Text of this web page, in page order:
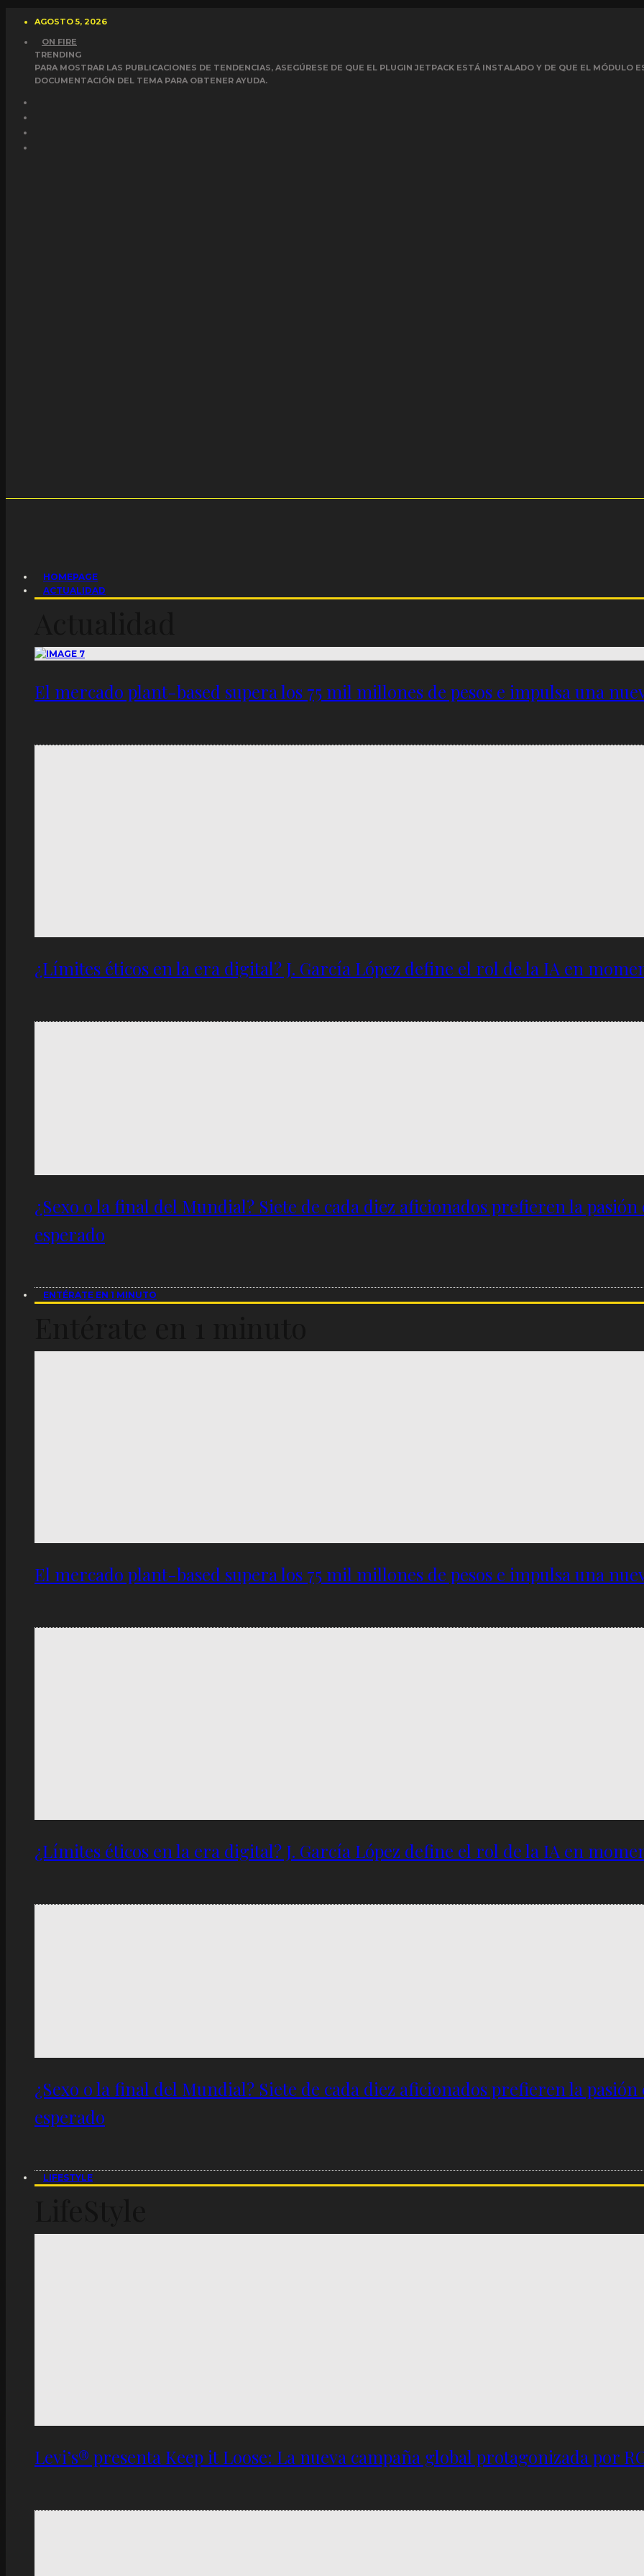
AGOSTO 5, 2026
ON FIRE
TRENDING
PARA MOSTRAR LAS PUBLICACIONES DE TENDENCIAS, ASEGÚRESE DE QUE EL PLUGIN JETPACK ESTÁ INSTALADO Y DE QUE EL MÓDULO
DOCUMENTACIÓN DEL TEMA PARA OBTENER AYUDA.
HOMEPAGE
ACTUALIDAD
El mercado plant-based supera los 75 mil millones de pesos e impulsa una
¿Límites éticos en la era digital? J. García López define el rol de la IA en
¿Sexo o la final del Mundial? Siete de cada diez aficionados prefieren la
esperado
ENTÉRATE EN 1 MINUTO
El mercado plant-based supera los 75 mil millones de pesos e impulsa una
¿Límites éticos en la era digital? J. García López define el rol de la IA en
¿Sexo o la final del Mundial? Siete de cada diez aficionados prefieren la
esperado
LIFESTYLE
Levi’s® presenta Keep it Loose: La nueva campaña global protagonizada por